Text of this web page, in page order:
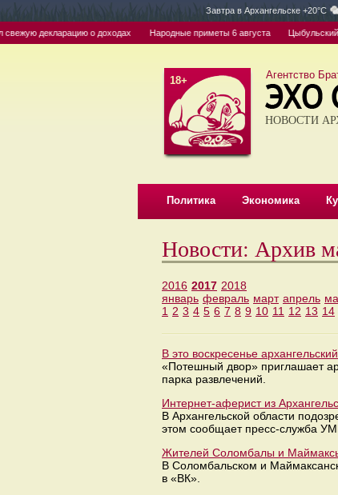
Завтра в Архангельске +20°C
декларацию о доходах Народные приметы 6 августа Цыбульский:
18+ Агентство
НОВОСТИ
Политика Экономика
Новости: Архив
2016 2017 2018
январь февраль март апрель
1 2 3 4 5 6 7 8 9 10 11 12 13 14
В это воскресенье
«Потешный двор» приглашает
парка развлечений.
Интернет-аферист из
В Архангельской области
этом сообщает пресс-служба
Жителей Соломбалы и Маймаксы
В Соломбальском и
в «ВК».